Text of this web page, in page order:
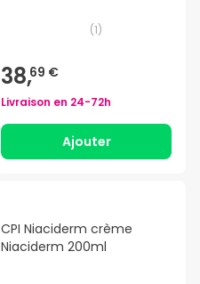
(1)
38,69 €
Livraison en 24-72h
Ajouter
CPI Niaciderm crème
Niaciderm 200ml